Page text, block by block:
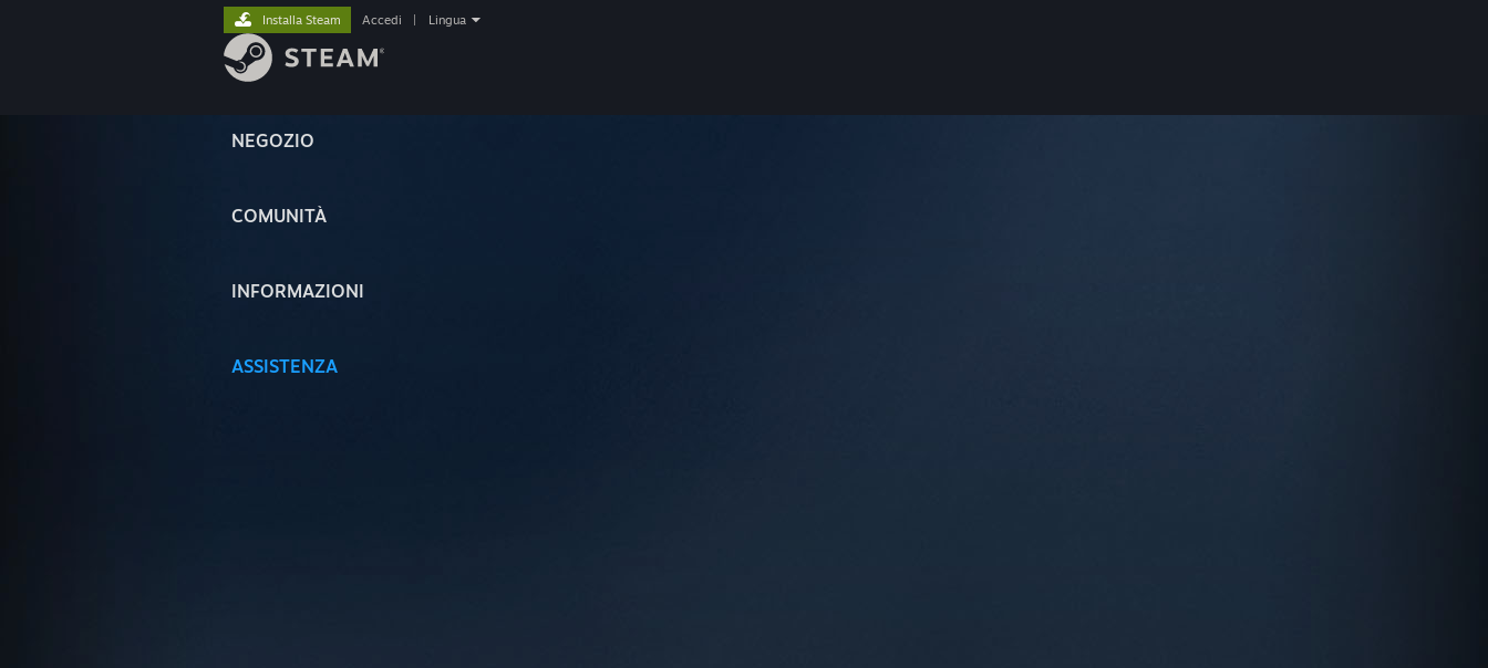
NEGOZIO
COMUNITÀ
INFORMAZIONI
ASSISTENZA
Installa Steam Accedi Lingua